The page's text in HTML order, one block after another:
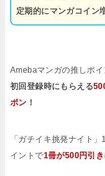
定期的にマンガコイン
Amebaマンガの推しポイ
初回登録時にもらえる
ポン ！
「ガチイキ挑発ナイト
イントで1冊が500円引き